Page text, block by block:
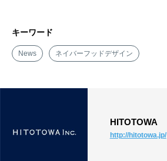
キーワード
News ネイバーフッドデザイン
HITOTOWA
http://hitotowa.jp/